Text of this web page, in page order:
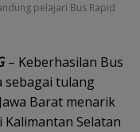
pelajari Bus Rapid
– Keberhasilan Bus
sebagai tulang
Barat menarik
Selatan